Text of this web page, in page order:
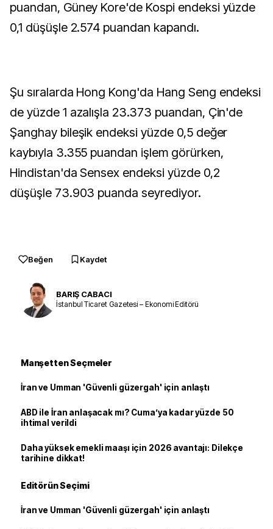
puandan, Güney Kore'de Kospi endeksi yüzde
0,1 düşüşle 2.574 puandan kapandı.
Şu sıralarda Hong Kong'da Hang Seng endeksi
de yüzde 1 azalışla 23.373 puandan, Çin'de
Şanghay bileşik endeksi yüzde 0,5 değer
kaybıyla 3.355 puandan işlem görürken,
Hindistan'da Sensex endeksi yüzde 0,2
düşüşle 73.903 puanda seyrediyor.
Beğen Kaydet
BARIŞ CABACI
İstanbul Ticaret Gazetesi – Ekonomi Editörü
Manşetten Seçmeler
İran ve Umman 'Güvenli güzergah' için anlaştı
ABD ile İran anlaşacak mı? Cuma’ya kadar yüzde 50
ihtimal verildi
Daha yüksek emekli maaşı için 2026 avantajı: Dilekçe
tarihine dikkat!
Editörün Seçimi
İran ve Umman 'Güvenli güzergah' için anlaştı